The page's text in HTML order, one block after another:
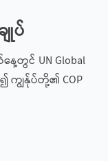
ပ်
တွင် UN Global
ကျွန်ုပ်တို့၏ COP